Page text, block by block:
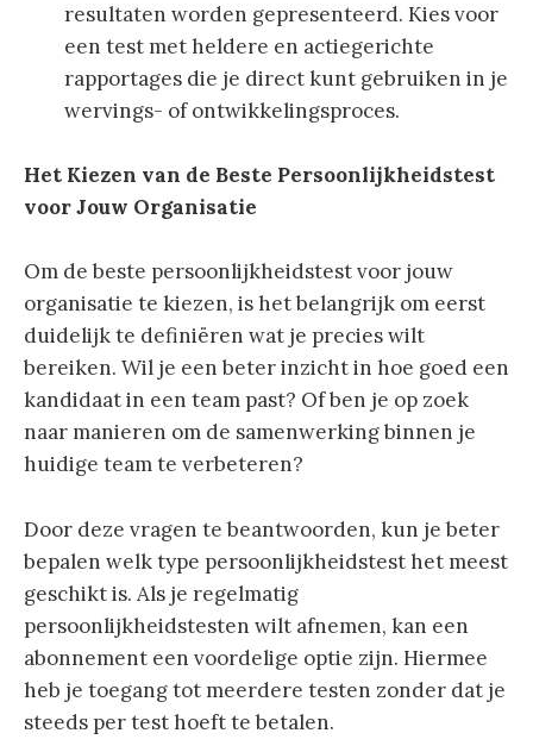
resultaten worden gepresenteerd. Kies voor
een test met heldere en actiegerichte
rapportages die je direct kunt gebruiken in je
wervings- of ontwikkelingsproces.
Het Kiezen van de Beste Persoonlijkheidstest
voor Jouw Organisatie
Om de beste persoonlijkheidstest voor jouw
organisatie te kiezen, is het belangrijk om eerst
duidelijk te definiëren wat je precies wilt
bereiken. Wil je een beter inzicht in hoe goed een
kandidaat in een team past? Of ben je op zoek
naar manieren om de samenwerking binnen je
huidige team te verbeteren?
Door deze vragen te beantwoorden, kun je beter
bepalen welk type persoonlijkheidstest het meest
geschikt is. Als je regelmatig
persoonlijkheidstesten wilt afnemen, kan een
abonnement een voordelige optie zijn. Hiermee
heb je toegang tot meerdere testen zonder dat je
steeds per test hoeft te betalen.